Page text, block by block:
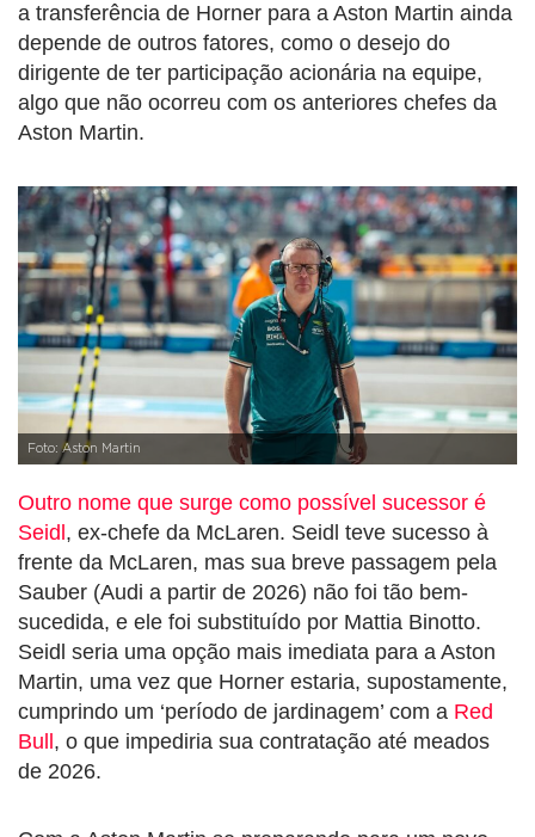
a transferência de Horner para a Aston Martin ainda
depende de outros fatores, como o desejo do
dirigente de ter participação acionária na equipe,
algo que não ocorreu com os anteriores chefes da
Aston Martin.
Foto: Aston Martin
Outro nome que surge como possível sucessor é
Seidl, ex-chefe da McLaren. Seidl teve sucesso à
frente da McLaren, mas sua breve passagem pela
Sauber (Audi a partir de 2026) não foi tão bem-
sucedida, e ele foi substituído por Mattia Binotto.
Seidl seria uma opção mais imediata para a Aston
Martin, uma vez que Horner estaria, supostamente,
cumprindo um ‘período de jardinagem’ com a Red
Bull, o que impediria sua contratação até meados
de 2026.